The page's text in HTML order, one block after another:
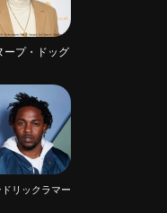
ープ・ドッグ
リックラマー